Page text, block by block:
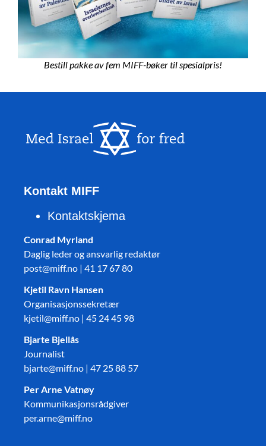
Bestill pakke av fem MIFF-bøker til spesialpris!
Kontakt MIFF
Kontaktskjema
Conrad Myrland
Daglig leder og ansvarlig redaktør
post@miff.no | 41 17 67 80
Kjetil Ravn Hansen
Organisasjonssekretær
kjetil@miff.no | 45 24 45 98
Bjarte Bjellås
Journalist
bjarte@miff.no | 47 25 88 57
Per Arne Vatnøy
Kommunikasjonsrådgiver
per.arne@miff.no